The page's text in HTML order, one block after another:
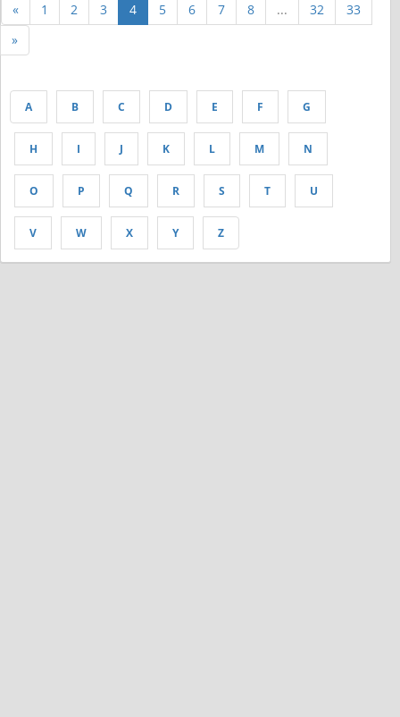
« 1 2 3 4 5 6 7 8 ... 32
33
»
A B C D E F G
H I J K L M N
O P Q R S T U
V W X Y Z